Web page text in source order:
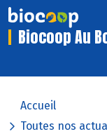
Biocoop Au
Accueil
Toutes nos